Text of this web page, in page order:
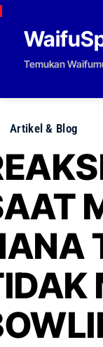
Skip to content
Temukan
Artikel & Blog